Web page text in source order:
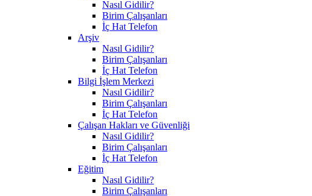
Nasıl Gidilir?
Birim Çalışanları
İç Hat Telefon
Arşiv
Nasıl Gidilir?
Birim Çalışanları
İç Hat Telefon
Bilgi İşlem Merkezi
Nasıl Gidilir?
Birim Çalışanları
İç Hat Telefon
Çalışan Hakları ve Güvenliği
Nasıl Gidilir?
Birim Çalışanları
İç Hat Telefon
Eğitim
Nasıl Gidilir?
Birim Çalışanları